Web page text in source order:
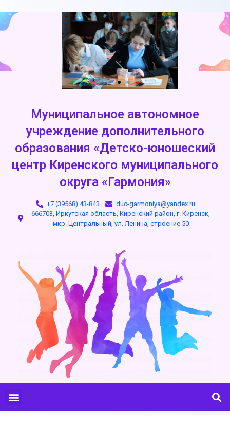
Муниципальное автономное
учреждение дополнительного
образования «Детско-юношеский
центр Киренского муниципального
округа «Гармония»
+7 (39568) 43-843
duc-garmoniya@yandex.ru
666703, Иркутская область, Киренский район, г. Киренск,
мкр. Центральный, ул. Ленина, строение 50